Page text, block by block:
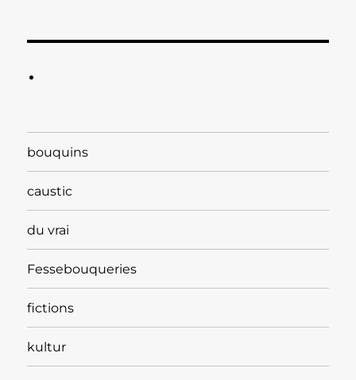
bouquins
caustic
du vrai
Fessebouqueries
fictions
kultur